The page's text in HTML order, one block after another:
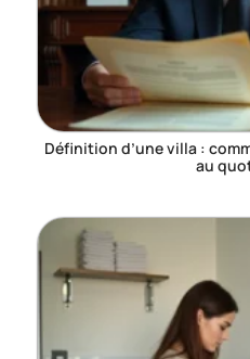
Définition d’une villa :
au